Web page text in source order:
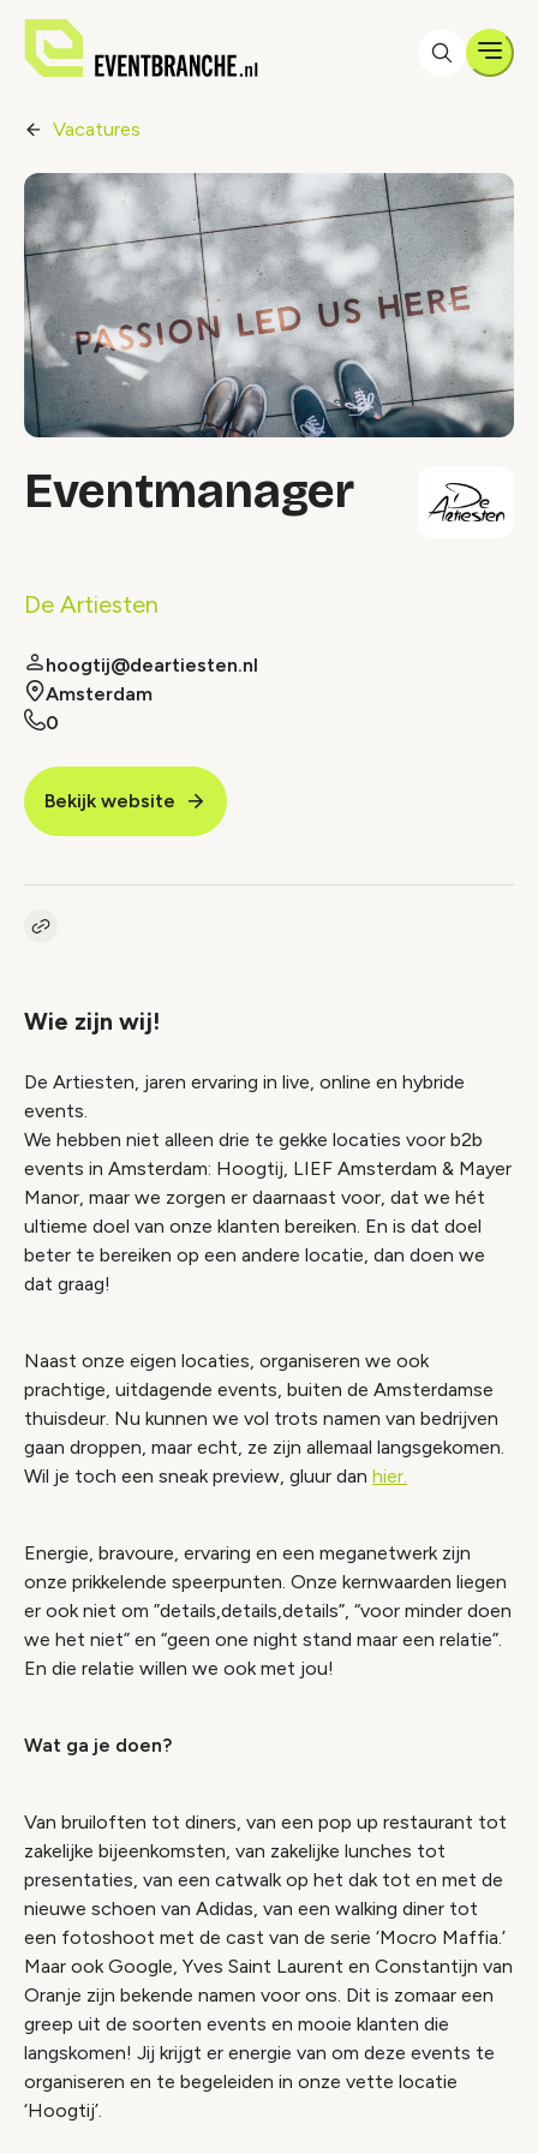
Vacatures
Eventmanager
De Artiesten
hoogtij@deartiesten.nl
Amsterdam
0
Bekijk website
Kopieer link naar vacature
Wie zijn wij!
De Artiesten, jaren ervaring in live, online en hybride
events.
We hebben niet alleen drie te gekke locaties voor b2b
events in Amsterdam: Hoogtij, LIEF Amsterdam & Mayer
Manor, maar we zorgen er daarnaast voor, dat we hét
ultieme doel van onze klanten bereiken. En is dat doel
beter te bereiken op een andere locatie, dan doen we
dat graag!
Naast onze eigen locaties, organiseren we ook
prachtige, uitdagende events, buiten de Amsterdamse
thuisdeur. Nu kunnen we vol trots namen van bedrijven
gaan droppen, maar echt, ze zijn allemaal langsgekomen.
Wil je toch een sneak preview, gluur dan hier.
Energie, bravoure, ervaring en een meganetwerk zijn
onze prikkelende speerpunten. Onze kernwaarden liegen
er ook niet om ”details,details,details”, “voor minder doen
we het niet” en “geen one night stand maar een relatie”.
En die relatie willen we ook met jou!
Wat ga je doen?
Van bruiloften tot diners, van een pop up restaurant tot
zakelijke bijeenkomsten, van zakelijke lunches tot
presentaties, van een catwalk op het dak tot en met de
nieuwe schoen van Adidas, van een walking diner tot
een fotoshoot met de cast van de serie ‘Mocro Maffia.’
Maar ook Google, Yves Saint Laurent en Constantijn van
Oranje zijn bekende namen voor ons. Dit is zomaar een
greep uit de soorten events en mooie klanten die
langskomen! Jij krijgt er energie van om deze events te
organiseren en te begeleiden in onze vette locatie
‘Hoogtij’.